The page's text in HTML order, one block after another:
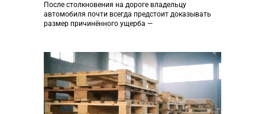
После столкновения на дороге владельцу
автомобиля почти всегда предстоит доказывать
размер причинённого ущерба —